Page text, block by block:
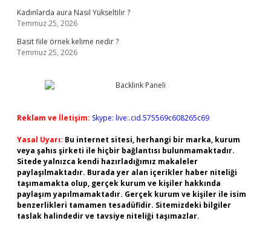
Kadınlarda aura Nasıl Yükseltilir ?
Temmuz 25, 2026
Basit fiile örnek kelime nedir ?
Temmuz 25, 2026
Reklam ve İletişim: Skype: live:.cid.575569c608265c69
Yasal Uyarı: Bu internet sitesi, herhangi bir marka, kurum
veya şahıs şirketi ile hiçbir bağlantısı bulunmamaktadır.
Sitede yalnızca kendi hazırladığımız makaleler
paylaşılmaktadır. Burada yer alan içerikler haber niteliği
taşımamakta olup, gerçek kurum ve kişiler hakkında
paylaşım yapılmamaktadır. Gerçek kurum ve kişiler ile isim
benzerlikleri tamamen tesadüfidir. Sitemizdeki bilgiler
taslak halindedir ve tavsiye niteliği taşımazlar.